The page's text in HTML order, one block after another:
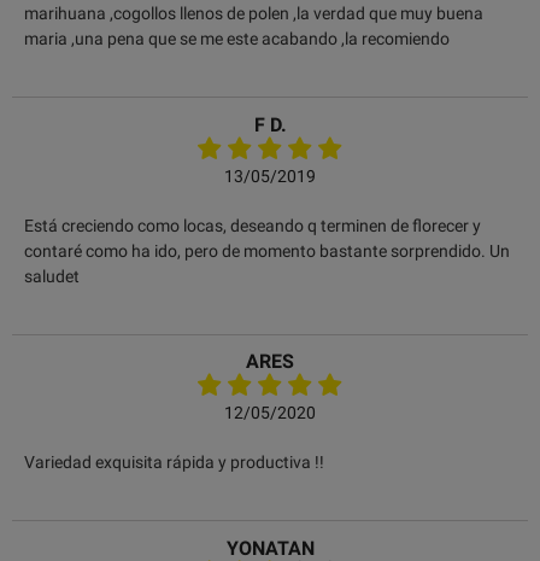
marihuana ,cogollos llenos de polen ,la verdad que muy buena
maria ,una pena que se me este acabando ,la recomiendo
F D.
13/05/2019
Está creciendo como locas, deseando q terminen de florecer y
contaré como ha ido, pero de momento bastante sorprendido. Un
saludet
ARES
12/05/2020
Variedad exquisita rápida y productiva !!
YONATAN